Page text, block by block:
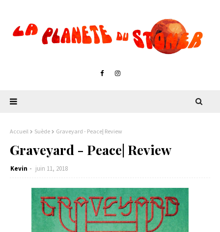
Accueil Suède Graveyard - Peace| Review
Graveyard - Peace| Review
Kevin juin 11, 2018